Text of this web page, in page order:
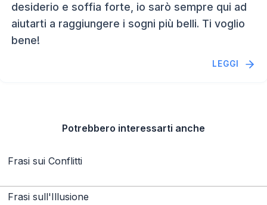
desiderio e soffia forte, io sarò sempre qui ad
aiutarti a raggiungere i sogni più belli. Ti voglio
bene!
LEGGI
Potrebbero interessarti anche
Frasi sui Conflitti
Frasi sull'Illusione